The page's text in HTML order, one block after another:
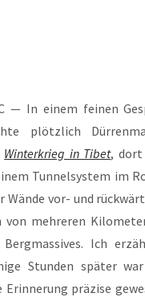
— In einem fei­nen
plötz­lich
Win­ter­krieg in Tibet, dort
Tun­nel­sys­tem im
Wän­de vor- und
von meh­re­ren
Berg­mas­si­ves. Ich
Stun­den spä­ter
Erin­ne­rung prä­zi­se